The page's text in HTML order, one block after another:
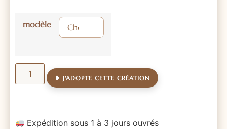
modèle
❥ J'ADOPTE CETTE CRÉATION
Expédition sous 1 à 3 jours ouvrés